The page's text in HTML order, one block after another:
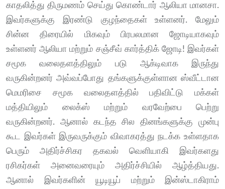
காதலித்து திருமணம் செய்து கொண்டார் ஆலியா மானசா.
இவர்களுக்கு இரண்டு குழந்தைகள் உள்ளனர். மேலும்
சின்ன திரையில் மிகவும் பிரபலமான ஜோடியாகவும்
உள்ளனர் ஆலியா மற்றும் சஞ்சீவ் கார்த்திக் ஜோடி! இவர்கள்
சமூக வலைதளத்திலும் படு ஆக்டிவாக இருந்து
வருகின்றனர் அவ்வப்போது தங்களுக்குள்ளான ஸ்வீட்டான
மெமரிசை சமூக வலைதளத்தில் பதிவிட்டு மக்கள்
மத்தியிலும் லைக்ஸ் மற்றும் வரவேற்பை பெற்று
வருகின்றனர். ஆனால் கடந்த சில தினங்களுக்கு முன்பு
கூட இவர்கள் இருவருக்கும் விவாகரத்து நடக்க உள்ளதாக
பெரும் அதிர்ச்சிகர தகவல் வெளியாகி இவர்களது
ரசிகர்கள் அனைவரையும் அதிர்ச்சியில் ஆழ்த்தியது.
ஆனால் இவர்களின் யூடியூப் மற்றும் இன்ஸ்டாகிராம்